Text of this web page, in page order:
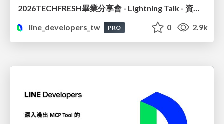
line_developers_tw
PRO 0 2.9k